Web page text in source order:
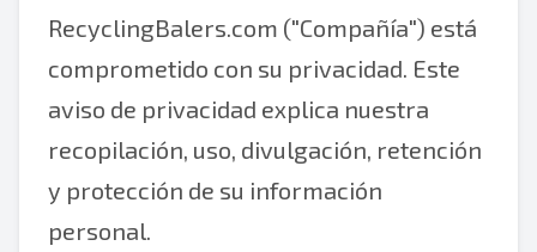
RecyclingBalers.com ("Compañía") está
comprometido con su privacidad. Este
aviso de privacidad explica nuestra
recopilación, uso, divulgación, retención
y protección de su información
personal.